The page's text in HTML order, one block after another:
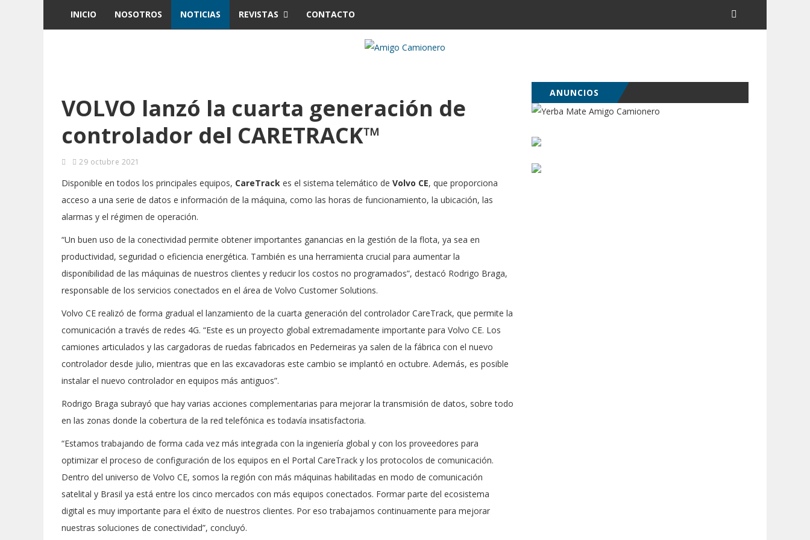
INICIO NOSOTROS NOTICIAS REVISTAS CONTACTO
VOLVO lanzó la cuarta generación de
controlador del CARETRACK™
29 octubre 2021
Disponible en todos los principales equipos, CareTrack es el sistema telemático de Volvo CE, que proporciona
acceso a una serie de datos e información de la máquina, como las horas de funcionamiento, la ubicación, las
alarmas y el régimen de operación.
“Un buen uso de la conectividad permite obtener importantes ganancias en la gestión de la flota, ya sea en
productividad, seguridad o eficiencia energética. También es una herramienta crucial para aumentar la
disponibilidad de las máquinas de nuestros clientes y reducir los costos no programados”, destacó Rodrigo Braga,
responsable de los servicios conectados en el área de Volvo Customer Solutions.
Volvo CE realizó de forma gradual el lanzamiento de la cuarta generación del controlador CareTrack, que permite la
comunicación a través de redes 4G. “Este es un proyecto global extremadamente importante para Volvo CE. Los
camiones articulados y las cargadoras de ruedas fabricados en Pederneiras ya salen de la fábrica con el nuevo
controlador desde julio, mientras que en las excavadoras este cambio se implantó en octubre. Además, es posible
instalar el nuevo controlador en equipos más antiguos”.
Rodrigo Braga subrayó que hay varias acciones complementarias para mejorar la transmisión de datos, sobre todo
en las zonas donde la cobertura de la red telefónica es todavía insatisfactoria.
“Estamos trabajando de forma cada vez más integrada con la ingeniería global y con los proveedores para
optimizar el proceso de configuración de los equipos en el Portal CareTrack y los protocolos de comunicación.
Dentro del universo de Volvo CE, somos la región con más máquinas habilitadas en modo de comunicación
satelital y Brasil ya está entre los cinco mercados con más equipos conectados. Formar parte del ecosistema
digital es muy importante para el éxito de nuestros clientes. Por eso trabajamos continuamente para mejorar
nuestras soluciones de conectividad”, concluyó.
ANUNCIOS